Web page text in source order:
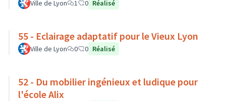
Ville de Lyon 1 0 Réalisé
55 - Eclairage adaptatif pour le Vieux Lyon
Ville de Lyon 0 0 Réalisé
52 - Du mobilier ingénieux et ludique pour
l'école Alix